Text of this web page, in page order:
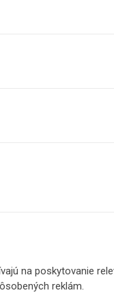
na poskytovanie
reklám.